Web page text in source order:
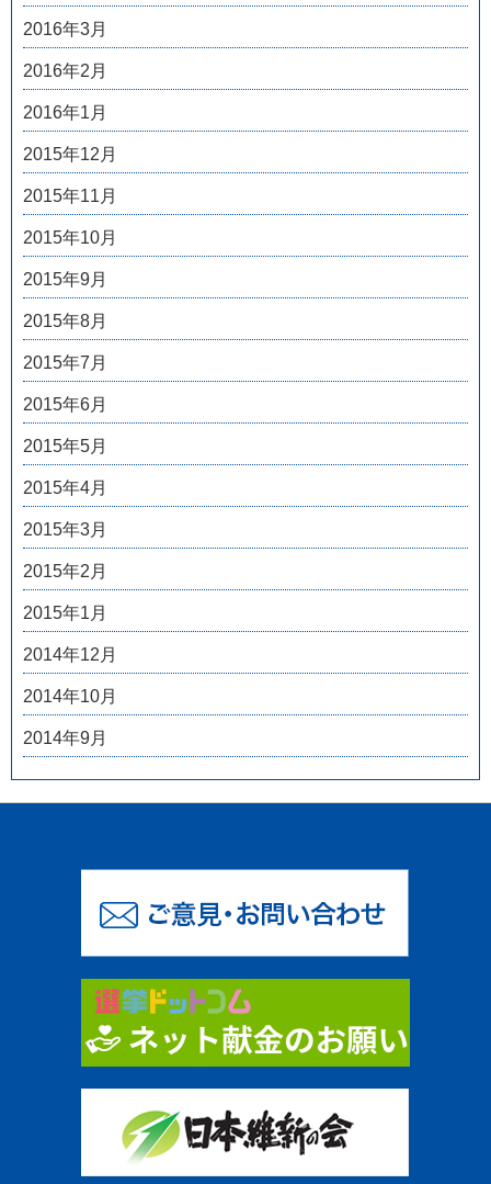
2016年3月
2016年2月
2016年1月
2015年12月
2015年11月
2015年10月
2015年9月
2015年8月
2015年7月
2015年6月
2015年5月
2015年4月
2015年3月
2015年2月
2015年1月
2014年12月
2014年10月
2014年9月